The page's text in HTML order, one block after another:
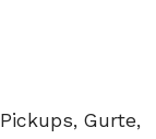
Gurte,